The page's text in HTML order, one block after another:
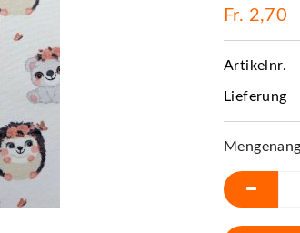
Fr. 2,70
Artikelnr.
Lieferung